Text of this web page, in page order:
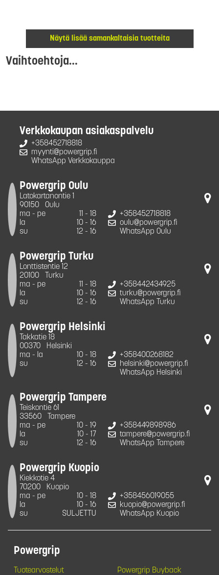
Näytä lisää samankaltaisia tuotteita
Vaihtoehtoja...
Verkkokaupan asiakaspalvelu
+358452718818
myynti@powergrip.fi
WhatsApp Verkkokauppa
Powergrip Oulu
Latokartanontie 1
90150
Oulu
ma - pe
11 - 18
la
10 - 16
su
12 - 16
+358452718818
oulu@powergrip.fi
WhatsApp Oulu
Powergrip Turku
Lonttistentie 12
20100
Turku
ma - pe
11 - 18
la
10 - 16
su
12 - 16
+358442434925
turku@powergrip.fi
WhatsApp Turku
Powergrip Helsinki
Takkatie 18
00370
Helsinki
ma - la
10 - 18
su
12 - 16
+358400268182
helsinki@powergrip.fi
WhatsApp Helsinki
Powergrip Tampere
Teiskontie 61
33560
Tampere
ma - pe
10 - 19
la
10 - 17
su
12 - 16
+358449898986
tampere@powergrip.fi
WhatsApp Tampere
Powergrip Kuopio
Kiekkotie 4
70200
Kuopio
ma - pe
10 - 18
la
10 - 16
su
SULJETTU
+358456019055
kuopio@powergrip.fi
WhatsApp Kuopio
Powergrip
Tuotearvostelut Powergrip Buyback